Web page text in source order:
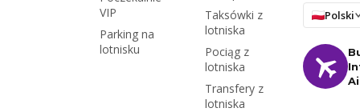
VIP
Parking na
lotnisku
Taksówki z
lotniska
Pociąg z
lotniska
Transfery z
lotniska
Polski